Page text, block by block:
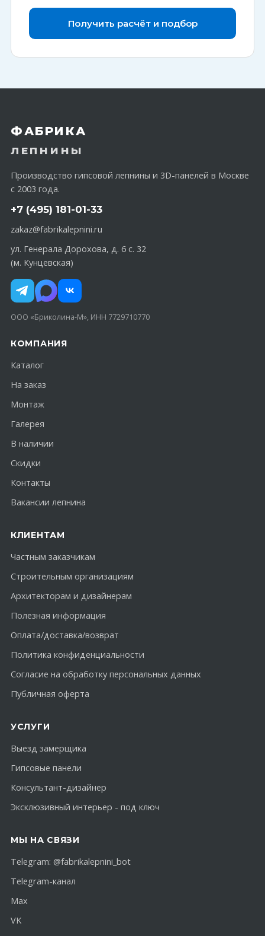
Получить расчёт и подбор
ФАБРИКА
ЛЕПНИНЫ
Производство гипсовой лепнины и 3D-панелей в Москве
с 2003 года.
+7 (495) 181-01-33
zakaz@fabrikalepnini.ru
ул. Генерала Дорохова, д. 6 с. 32
(м. Кунцевская)
ООО «Бриколина-М», ИНН 7729710770
КОМПАНИЯ
Каталог
На заказ
Монтаж
Галерея
В наличии
Скидки
Контакты
Вакансии лепнина
КЛИЕНТАМ
Частным заказчикам
Строительным организациям
Архитекторам и дизайнерам
Полезная информация
Оплата/доставка/возврат
Политика конфиденциальности
Согласие на обработку персональных данных
Публичная оферта
УСЛУГИ
Выезд замерщика
Гипсовые панели
Консультант-дизайнер
Эксклюзивный интерьер - под ключ
МЫ НА СВЯЗИ
Telegram: @fabrikalepnini_bot
Telegram-канал
Max
VK